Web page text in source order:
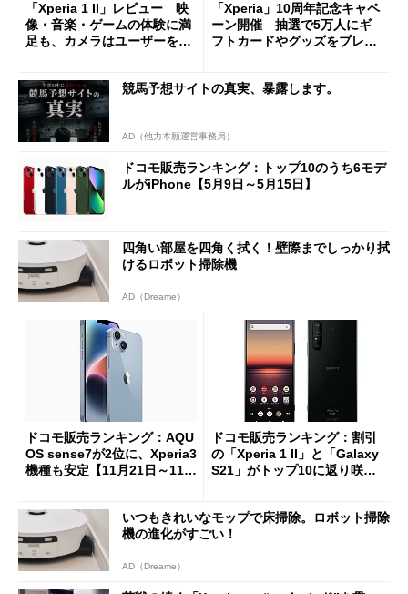
「Xperia 1 II」レビュー 映
像・音楽・ゲームの体験に満
足も、カメラはユーザーを選
「Xperia」10周年記念キャペ
ーン開催 抽選で5万人にギ
フトカードやグッズをプレゼ
競馬予想サイトの真実、暴露します。
AD（他力本願運営事務局）
ドコモ販売ランキング：トップ10のうち6モデ
ルがiPhone【5月9日～5月15日】
四角い部屋を四角く拭く！壁際までしっかり拭
けるロボット掃除機
AD（Dreame）
ドコモ販売ランキング：AQU
OS sense7が2位に、Xperia3
機種も安定【11月21日～11月
ドコモ販売ランキング：割引
の「Xperia 1 II」と「Galaxy
S21」がトップ10に返り咲き
いつもきれいなモップで床掃除。ロボット掃除
機の進化がすごい！
AD（Dreame）